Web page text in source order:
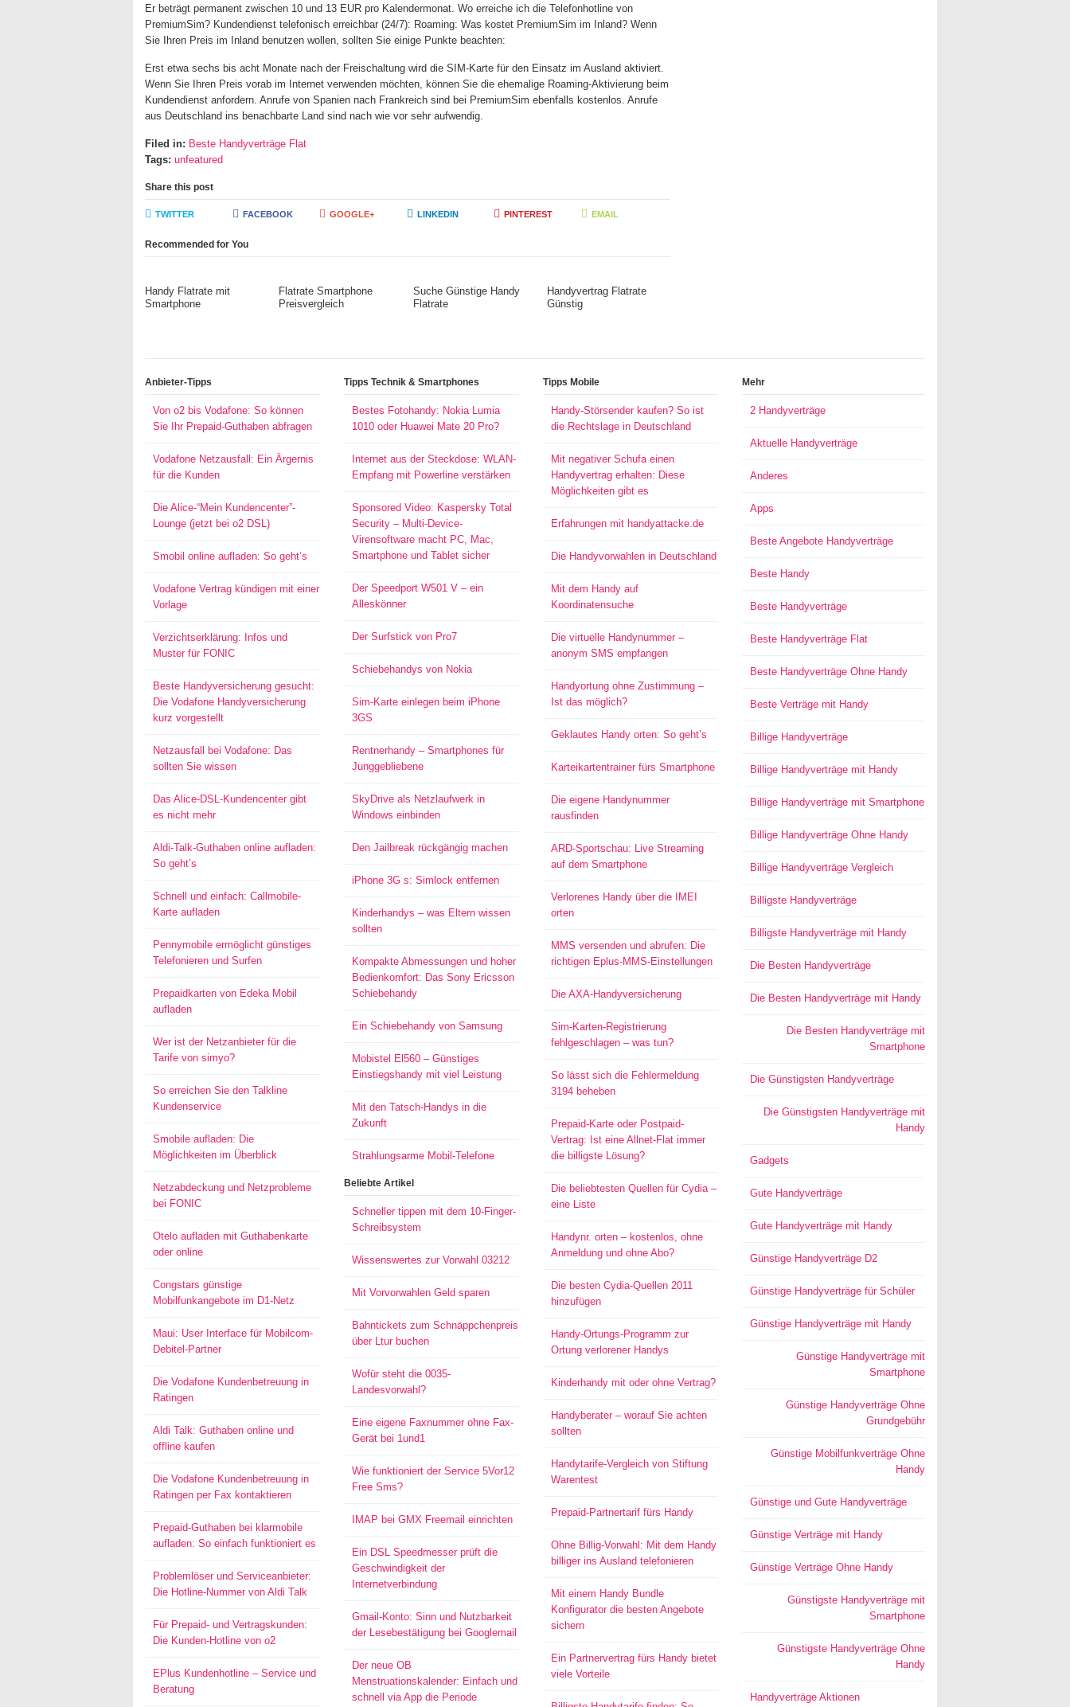
Er beträgt permanent zwischen 10 und 13 EUR pro Kalendermonat. Wo erreiche ich die Telefonhotline von
PremiumSim? Kundendienst telefonisch erreichbar (24/7): Roaming: Was kostet PremiumSim im Inland? Wenn
Sie Ihren Preis im Inland benutzen wollen, sollten Sie einige Punkte beachten:
Erst etwa sechs bis acht Monate nach der Freischaltung wird die SIM-Karte für den Einsatz im Ausland aktiviert.
Wenn Sie Ihren Preis vorab im Internet verwenden möchten, können Sie die ehemalige Roaming-Aktivierung beim
Kundendienst anfordern. Anrufe von Spanien nach Frankreich sind bei PremiumSim ebenfalls kostenlos. Anrufe
aus Deutschland ins benachbarte Land sind nach wie vor sehr aufwendig.
Filed in: Beste Handyverträge Flat
Tags: unfeatured
Share this post
TWITTER FACEBOOK GOOGLE+ LINKEDIN PINTEREST EMAIL
Recommended for You
Handy Flatrate mit
Smartphone
Flatrate Smartphone
Preisvergleich
Suche Günstige Handy
Flatrate
Handyvertrag Flatrate
Günstig
Anbieter-Tipps
Von o2 bis Vodafone: So können
Sie Ihr Prepaid-Guthaben abfragen
Vodafone Netzausfall: Ein Ärgernis
für die Kunden
Die Alice-“Mein Kundencenter”-
Lounge (jetzt bei o2 DSL)
Smobil online aufladen: So geht’s
Vodafone Vertrag kündigen mit einer
Vorlage
Verzichtserklärung: Infos und
Muster für FONIC
Beste Handyversicherung gesucht:
Die Vodafone Handyversicherung
kurz vorgestellt
Netzausfall bei Vodafone: Das
sollten Sie wissen
Das Alice-DSL-Kundencenter gibt
es nicht mehr
Aldi-Talk-Guthaben online aufladen:
So geht’s
Schnell und einfach: Callmobile-
Karte aufladen
Pennymobile ermöglicht günstiges
Telefonieren und Surfen
Prepaidkarten von Edeka Mobil
aufladen
Wer ist der Netzanbieter für die
Tarife von simyo?
So erreichen Sie den Talkline
Kundenservice
Smobile aufladen: Die
Möglichkeiten im Überblick
Netzabdeckung und Netzprobleme
bei FONIC
Otelo aufladen mit Guthabenkarte
oder online
Congstars günstige
Mobilfunkangebote im D1-Netz
Maui: User Interface für Mobilcom-
Debitel-Partner
Die Vodafone Kundenbetreuung in
Ratingen
Aldi Talk: Guthaben online und
offline kaufen
Die Vodafone Kundenbetreuung in
Ratingen per Fax kontaktieren
Prepaid-Guthaben bei klarmobile
aufladen: So einfach funktioniert es
Problemlöser und Serviceanbieter:
Die Hotline-Nummer von Aldi Talk
Für Prepaid- und Vertragskunden:
Die Kunden-Hotline von o2
EPlus Kundenhotline – Service und
Beratung
Tipps Technik & Smartphones
Bestes Fotohandy: Nokia Lumia
1010 oder Huawei Mate 20 Pro?
Internet aus der Steckdose: WLAN-
Empfang mit Powerline verstärken
Sponsored Video: Kaspersky Total
Security – Multi-Device-
Virensoftware macht PC, Mac,
Smartphone und Tablet sicher
Der Speedport W501 V – ein
Alleskönner
Der Surfstick von Pro7
Schiebehandys von Nokia
Sim-Karte einlegen beim iPhone
3GS
Rentnerhandy – Smartphones für
Junggebliebene
SkyDrive als Netzlaufwerk in
Windows einbinden
Den Jailbreak rückgängig machen
iPhone 3G s: Simlock entfernen
Kinderhandys – was Eltern wissen
sollten
Kompakte Abmessungen und hoher
Bedienkomfort: Das Sony Ericsson
Schiebehandy
Ein Schiebehandy von Samsung
Mobistel El560 – Günstiges
Einstiegshandy mit viel Leistung
Mit den Tatsch-Handys in die
Zukunft
Strahlungsarme Mobil-Telefone
Beliebte Artikel
Schneller tippen mit dem 10-Finger-
Schreibsystem
Wissenswertes zur Vorwahl 03212
Mit Vorvorwahlen Geld sparen
Bahntickets zum Schnäppchenpreis
über Ltur buchen
Wofür steht die 0035-
Landesvorwahl?
Eine eigene Faxnummer ohne Fax-
Gerät bei 1und1
Wie funktioniert der Service 5Vor12
Free Sms?
IMAP bei GMX Freemail einrichten
Ein DSL Speedmesser prüft die
Geschwindigkeit der
Internetverbindung
Gmail-Konto: Sinn und Nutzbarkeit
der Lesebestätigung bei Googlemail
Der neue OB
Menstruationskalender: Einfach und
schnell via App die Periode
Tipps Mobile
Handy-Störsender kaufen? So ist
die Rechtslage in Deutschland
Mit negativer Schufa einen
Handyvertrag erhalten: Diese
Möglichkeiten gibt es
Erfahrungen mit handyattacke.de
Die Handyvorwahlen in Deutschland
Mit dem Handy auf
Koordinatensuche
Die virtuelle Handynummer –
anonym SMS empfangen
Handyortung ohne Zustimmung –
Ist das möglich?
Geklautes Handy orten: So geht’s
Karteikartentrainer fürs Smartphone
Die eigene Handynummer
rausfinden
ARD-Sportschau: Live Streaming
auf dem Smartphone
Verlorenes Handy über die IMEI
orten
MMS versenden und abrufen: Die
richtigen Eplus-MMS-Einstellungen
Die AXA-Handyversicherung
Sim-Karten-Registrierung
fehlgeschlagen – was tun?
So lässt sich die Fehlermeldung
3194 beheben
Prepaid-Karte oder Postpaid-
Vertrag: Ist eine Allnet-Flat immer
die billigste Lösung?
Die beliebtesten Quellen für Cydia –
eine Liste
Handynr. orten – kostenlos, ohne
Anmeldung und ohne Abo?
Die besten Cydia-Quellen 2011
hinzufügen
Handy-Ortungs-Programm zur
Ortung verlorener Handys
Kinderhandy mit oder ohne Vertrag?
Handyberater – worauf Sie achten
sollten
Handytarife-Vergleich von Stiftung
Warentest
Prepaid-Partnertarif fürs Handy
Ohne Billig-Vorwahl: Mit dem Handy
billiger ins Ausland telefonieren
Mit einem Handy Bundle
Konfigurator die besten Angebote
sichern
Ein Partnervertrag fürs Handy bietet
viele Vorteile
Mehr
2 Handyverträge
Aktuelle Handyverträge
Anderes
Apps
Beste Angebote Handyverträge
Beste Handy
Beste Handyverträge
Beste Handyverträge Flat
Beste Handyverträge Ohne Handy
Beste Verträge mit Handy
Billige Handyverträge
Billige Handyverträge mit Handy
Billige Handyverträge mit Smartphone
Billige Handyverträge Ohne Handy
Billige Handyverträge Vergleich
Billigste Handyverträge
Billigste Handyverträge mit Handy
Die Besten Handyverträge
Die Besten Handyverträge mit Handy
Die Besten Handyverträge mit
Smartphone
Die Günstigsten Handyverträge
Die Günstigsten Handyverträge mit
Handy
Gadgets
Gute Handyverträge
Gute Handyverträge mit Handy
Günstige Handyverträge D2
Günstige Handyverträge für Schüler
Günstige Handyverträge mit Handy
Günstige Handyverträge mit
Smartphone
Günstige Handyverträge Ohne
Grundgebühr
Günstige Mobilfunkverträge Ohne
Handy
Günstige und Gute Handyverträge
Günstige Verträge mit Handy
Günstige Verträge Ohne Handy
Günstigste Handyverträge mit
Smartphone
Günstigste Handyverträge Ohne
Handy
Handyverträge Aktionen